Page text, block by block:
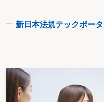
新日本法規テックポー